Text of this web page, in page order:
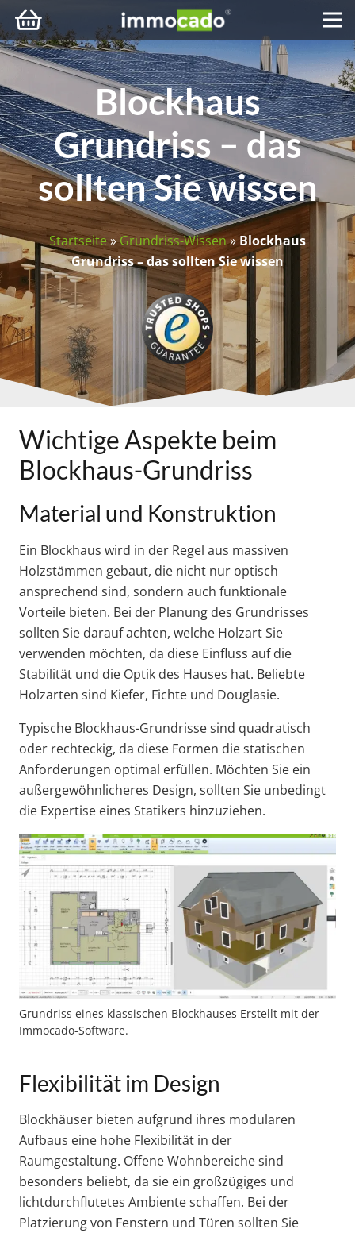
Blockhaus
Grundriss – das
sollten Sie wissen
Startseite»Grundriss-Wissen»Blockhaus
Grundriss – das sollten Sie wissen
Wichtige Aspekte beim
Blockhaus-Grundriss
Material und Konstruktion
Ein Blockhaus wird in der Regel aus massiven
Holzstämmen gebaut, die nicht nur optisch
ansprechend sind, sondern auch funktionale
Vorteile bieten. Bei der Planung des Grundrisses
sollten Sie darauf achten, welche Holzart Sie
verwenden möchten, da diese Einfluss auf die
Stabilität und die Optik des Hauses hat. Beliebte
Holzarten sind Kiefer, Fichte und Douglasie.
Typische Blockhaus-Grundrisse sind quadratisch
oder rechteckig, da diese Formen die statischen
Anforderungen optimal erfüllen. Möchten Sie ein
außergewöhnlicheres Design, sollten Sie unbedingt
die Expertise eines Statikers hinzuziehen.
Grundriss eines klassischen Blockhauses Erstellt mit der
Immocado-Software.
Flexibilität im Design
Blockhäuser bieten aufgrund ihres modularen
Aufbaus eine hohe Flexibilität in der
Raumgestaltung. Offene Wohnbereiche sind
besonders beliebt, da sie ein großzügiges und
lichtdurchflutetes Ambiente schaffen. Bei der
Platzierung von Fenstern und Türen sollten Sie